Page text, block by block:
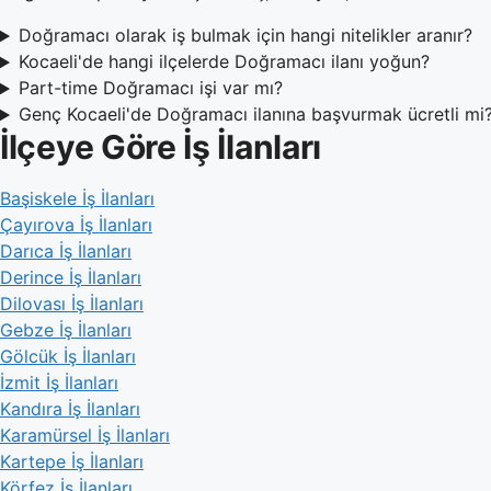
Doğramacı olarak iş bulmak için hangi nitelikler aranır?
Kocaeli'de hangi ilçelerde Doğramacı ilanı yoğun?
Part-time Doğramacı işi var mı?
Genç Kocaeli'de Doğramacı ilanına başvurmak ücretli
İlçeye Göre İş İlanları
Başiskele İş İlanları
Çayırova İş İlanları
Darıca İş İlanları
Derince İş İlanları
Dilovası İş İlanları
Gebze İş İlanları
Gölcük İş İlanları
İzmit İş İlanları
Kandıra İş İlanları
Karamürsel İş İlanları
Kartepe İş İlanları